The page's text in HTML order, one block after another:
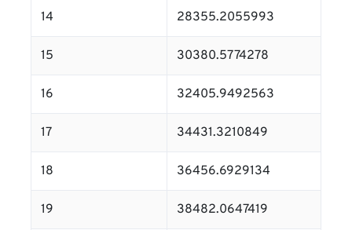
14 28355.2055993
15 30380.5774278
16 32405.9492563
17 34431.3210849
18 36456.6929134
19 38482.0647419